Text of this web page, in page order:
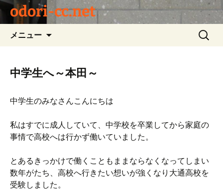
odori-cc.net
メニュー
ツ
ス
ッ
プ
検
索:
中学生へ～本田～
中学生のみなさんこんにちは
私はすでに成人していて、中学校を卒業してから家庭の
事情で高校へは行かず働いていました。
とあるきっかけで働くこともままならなくなってしまい
数年がたち、高校へ行きたい想いが強くなり大通高校を
受験しました。